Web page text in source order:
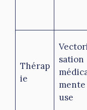
Thérap
ie
sation
mente
use